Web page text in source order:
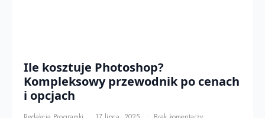
Ile kosztuje Photoshop?
Kompleksowy przewodnik po cenach
i opcjach